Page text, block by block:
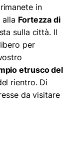
in
Fortezza di
sulla città. Il
per
etrusco del
rientro. Di
da visitare